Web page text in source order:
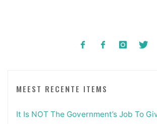
MEEST RECENTE ITEMS
It Is NOT The Government’s Job To